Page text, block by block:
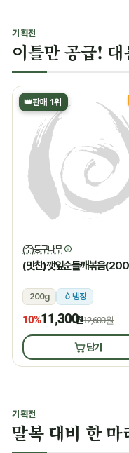
기획전
이틀만 공급!
👑판매 1위
(주)둥구나무
(맛찬)깻잎순들깨볶음
200g 냉장
10%11,300원12,600원
담기
기획전
말복 대비 한 마